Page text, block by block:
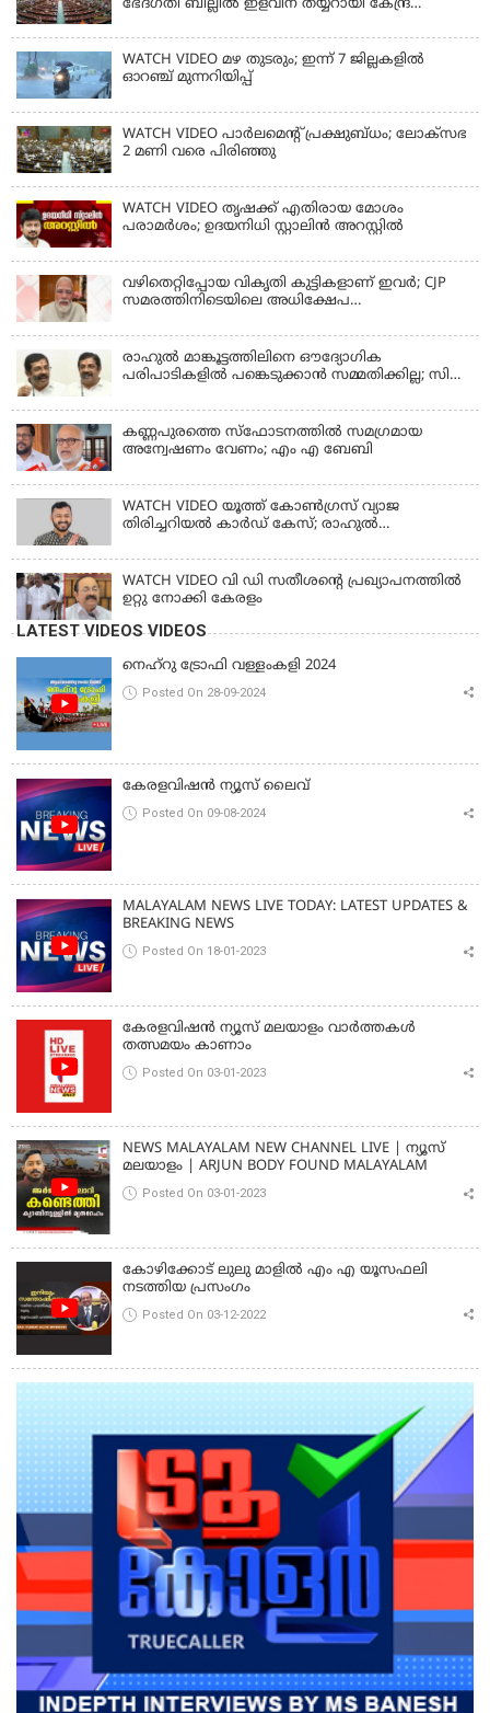
ഭേദഗതി ബില്ലില്‍ ഇളവിന് തയ്യറായി കേന്ദ്ര
WATCH VIDEO മഴ തുടരും; ഇന്ന് 7 ജില്ലകളിൽ
ഓറഞ്ച് മുന്നറിയിപ്പ്
WATCH VIDEO പാർലമെൻ്റ് പ്രക്ഷുബ്ധം; ലോക്സഭ
2 മണി വരെ പിരിഞ്ഞു
WATCH VIDEO തൃഷക്ക് എതിരായ മോശം
പരാമര്‍ശം; ഉദയനിധി സ്റ്റാലിൻ അറസ്റ്റിൽ
വഴിതെറ്റിപ്പോയ വികൃതി കുട്ടികളാണ് ഇവര്‍; CJP
സമരത്തിനിടെയിലെ അധിക്ഷേപ
രാഹുല്‍ മാങ്കൂട്ടത്തിലിനെ ഔദ്യോഗിക
പരിപാടികളില്‍ പങ്കെടുക്കാന്‍ സമ്മതിക്കില്ല; സി
കണ്ണപുരത്തെ സ്‌ഫോടനത്തില്‍ സമഗ്രമായ
അന്വേഷണം വേണം; എം എ ബേബി
WATCH VIDEO യൂത്ത് കോൺഗ്രസ് വ്യാജ
തിരിച്ചറിയൽ കാർഡ് കേസ്; രാഹുൽ
WATCH VIDEO വി ഡി സതീശൻ്റെ പ്രഖ്യാപനത്തിൽ
ഉറ്റു നോക്കി കേരളം
LATEST VIDEOS VIDEOS
നെഹ്‌റു ട്രോഫി വള്ളംകളി 2024
Posted On 28-09-2024
കേരളവിഷൻ ന്യൂസ് ലൈവ്
Posted On 09-08-2024
MALAYALAM NEWS LIVE TODAY: LATEST UPDATES &
BREAKING NEWS
Posted On 18-01-2023
കേരളവിഷൻ ന്യൂസ് മലയാളം വാർത്തകൾ
തത്സമയം കാണാം
Posted On 03-01-2023
NEWS MALAYALAM NEW CHANNEL LIVE | ന്യൂസ്
മലയാളം | ARJUN BODY FOUND MALAYALAM
Posted On 03-01-2023
കോഴിക്കോട് ലുലു മാളിൽ എം എ യൂസഫലി
നടത്തിയ പ്രസംഗം
Posted On 03-12-2022